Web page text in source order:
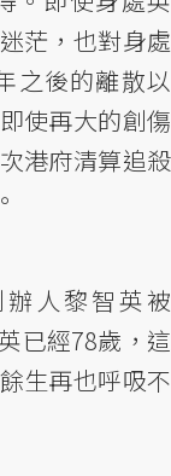
茫，也對身處
之後的離散以
使再大的創傷
港府清算追殺
人黎智英被
已經78歲，這
生再也呼吸不